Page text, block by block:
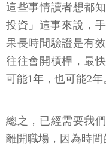
這些事情讀者想都
投資」這事來說，
果長時間驗證是有
往往會開槓桿，最
可能1年，也可能2年
總之，已經需要我
離開職場，因為時間